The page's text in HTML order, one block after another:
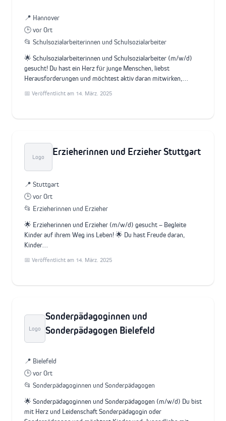
📍 Hannover
🕒 vor Ort
📂 Schulsozialarbeiterinnen und Schulsozialarbeiter
🌟 Schulsozialarbeiterinnen und Schulsozialarbeiter (m/w/d)
gesucht! Du hast ein Herz für junge Menschen, liebst
Herausforderungen und möchtest aktiv daran mitwirken,…
📅 Veröffentlicht am 14. März. 2025
Logo Erzieherinnen und Erzieher Stuttgart
📍 Stuttgart
🕒 vor Ort
📂 Erzieherinnen und Erzieher
🌟 Erzieherinnen und Erzieher (m/w/d) gesucht – Begleite
Kinder auf ihrem Weg ins Leben! 🌟 Du hast Freude daran,
Kinder…
📅 Veröffentlicht am 14. März. 2025
Logo
Sonderpädagoginnen und
Sonderpädagogen Bielefeld
📍 Bielefeld
🕒 vor Ort
📂 Sonderpädagoginnen und Sonderpädagogen
🌟 Sonderpädagoginnen und Sonderpädagogen (m/w/d) Du bist
mit Herz und Leidenschaft Sonderpädagogin oder